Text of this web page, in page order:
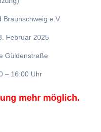
Braunschweig e.V.
Februar 2025
Güldenstraße
– 16:00 Uhr
mehr möglich.